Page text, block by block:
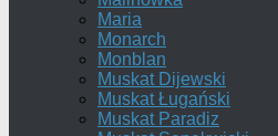
Maria
Monarch
Monblan
Muskat Dijewski
Muskat Ługański
Muskat Paradiz